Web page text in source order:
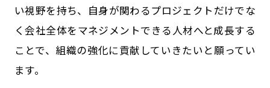
い視野を持ち、自身が関わるプロジェクトだけでな
く会社全体をマネジメントできる人材へと成長する
ことで、組織の強化に貢献していきたいと願ってい
ます。